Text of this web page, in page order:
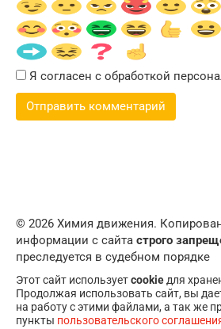
Я согласен с обработкой
© 2026 Химия движения.
информации с сайта строго
преследуется в судебном порядке
Этот сайт используетcookieдля
Продолжая использовать сайт, вы
на работу с этими файлами, а так же
пункты пользовательского